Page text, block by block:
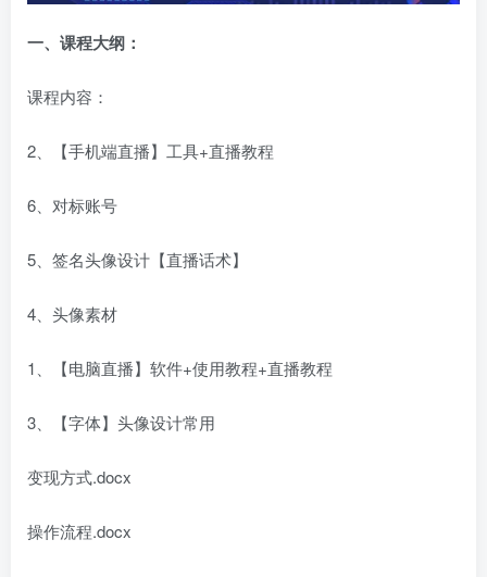
一、课程大纲：
课程内容：
2、【手机端直播】工具+直播教程
6、对标账号
5、签名头像设计【直播话术】
4、头像素材
1、【电脑直播】软件+使用教程+直播教程
3、【字体】头像设计常用
变现方式.docx
操作流程.docx